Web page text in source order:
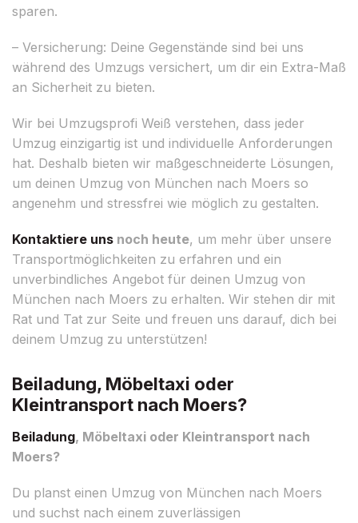
sparen.
– Versicherung: Deine Gegenstände sind bei uns
während des Umzugs versichert, um dir ein Extra-Maß
an Sicherheit zu bieten.
Wir bei Umzugsprofi Weiß verstehen, dass jeder
Umzug einzigartig ist und individuelle Anforderungen
hat. Deshalb bieten wir maßgeschneiderte Lösungen,
um deinen Umzug von München nach Moers so
angenehm und stressfrei wie möglich zu gestalten.
Kontaktiere uns noch heute, um mehr über unsere
Transportmöglichkeiten zu erfahren und ein
unverbindliches Angebot für deinen Umzug von
München nach Moers zu erhalten. Wir stehen dir mit
Rat und Tat zur Seite und freuen uns darauf, dich bei
deinem Umzug zu unterstützen!
Beiladung, Möbeltaxi oder
Kleintransport nach Moers?
Beiladung, Möbeltaxi oder Kleintransport nach
Moers?
Du planst einen Umzug von München nach Moers
und suchst nach einem zuverlässigen